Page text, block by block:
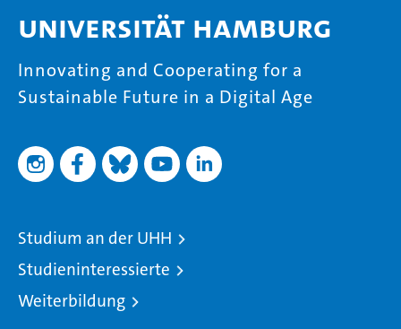
Universität Hamburg
Innovating and Cooperating for a
Sustainable Future in a Digital Age
Studium an der UHH
Studieninteressierte
Weiterbildung